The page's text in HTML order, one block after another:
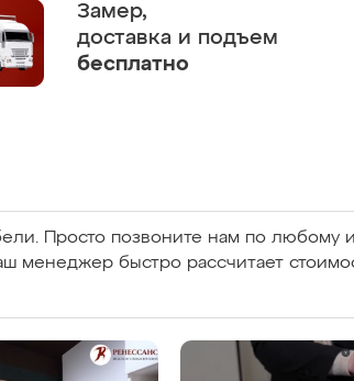
Замер,
доставка и подъем
бесплатно
Просто позвоните нам по любому
менеджер быстро рассчитает